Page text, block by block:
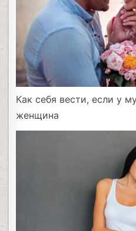
Как себя вести, если у
женщина